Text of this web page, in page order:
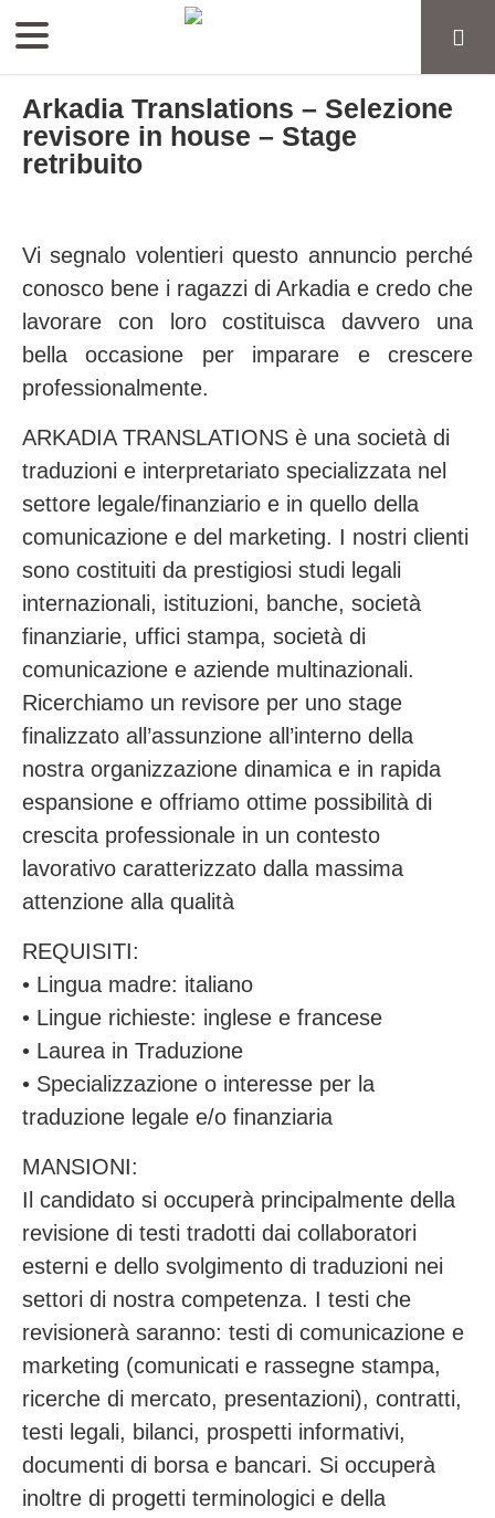
Arkadia Translations – Selezione
revisore in house – Stage
retribuito
Vi segnalo volentieri questo annuncio perché
conosco bene i ragazzi di Arkadia e credo che
lavorare con loro costituisca davvero una
bella occasione per imparare e crescere
professionalmente.
ARKADIA TRANSLATIONS è una società di
traduzioni e interpretariato specializzata nel
settore legale/finanziario e in quello della
comunicazione e del marketing. I nostri clienti
sono costituiti da prestigiosi studi legali
internazionali, istituzioni, banche, società
finanziarie, uffici stampa, società di
comunicazione e aziende multinazionali.
Ricerchiamo un revisore per uno stage
finalizzato all’assunzione all’interno della
nostra organizzazione dinamica e in rapida
espansione e offriamo ottime possibilità di
crescita professionale in un contesto
lavorativo caratterizzato dalla massima
attenzione alla qualità
REQUISITI:
• Lingua madre: italiano
• Lingue richieste: inglese e francese
• Laurea in Traduzione
• Specializzazione o interesse per la
traduzione legale e/o finanziaria
MANSIONI:
Il candidato si occuperà principalmente della
revisione di testi tradotti dai collaboratori
esterni e dello svolgimento di traduzioni nei
settori di nostra competenza. I testi che
revisionerà saranno: testi di comunicazione e
marketing (comunicati e rassegne stampa,
ricerche di mercato, presentazioni), contratti,
testi legali, bilanci, prospetti informativi,
documenti di borsa e bancari. Si occuperà
inoltre di progetti terminologici e della